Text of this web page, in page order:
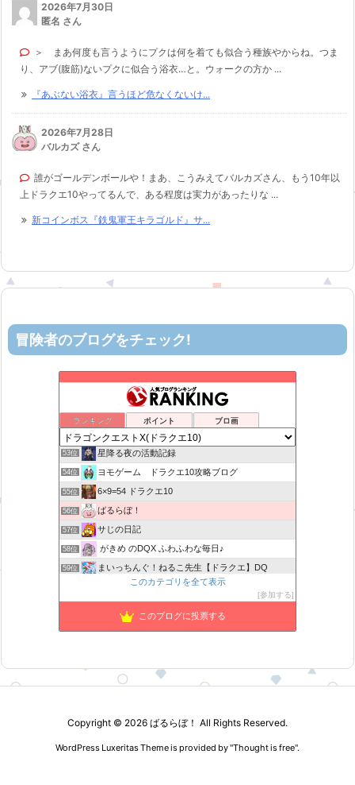
2026年7月30日
匿名 さん
＞ まあ何度も言うようにプクは何を着ても似合う種族やからね。つま
り、アブ(腹筋)ないプクに似合う浴衣…と。ウォークの方か ...
『あぶない浴衣』言うほど危なくないけ...
2026年7月28日
バルカズ さん
誰がゴールデンボールや！まあ、こうみえてバルカズさん、もう10年以
上ドラクエ10やってるんで、ある程度は実力があったりな ...
新コインボス『鉄鬼軍王キラゴルド』サ...
冒険者のブログをチェック!
ランキング ポイント ブロ画
カスミ心理学研究所
51位 ロビンさんはガチらない。
52位 机上の空論-DQ10エアプ日記
53位 星降る夜の活動記録
54位 ヨモゲーム ドラクエ10攻略ブログ
55位 6×9=54 ドラクエ10
56位 ばるらぼ！
57位 サじの日記
58位 がきめ のDQX ふわふわな毎日♪
59位 まいっちんぐ！ねるこ先生【ドラクエ】DQ
みみっくほしさんいますか！？
ねむレムの森
このカテゴリを全て表示
参加する
このブログに投票する
Copyright © 2026 ばるらぼ！ All Rights Reserved.
WordPress Luxeritas Theme is provided by "Thought is free".